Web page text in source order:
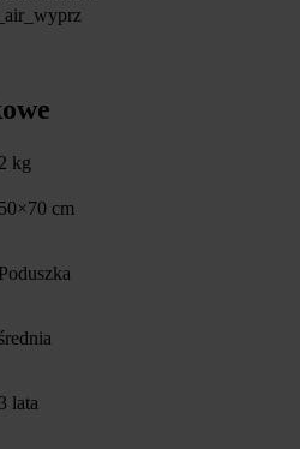
2 kg
50×70 cm
Poduszka
średnia
3 lata